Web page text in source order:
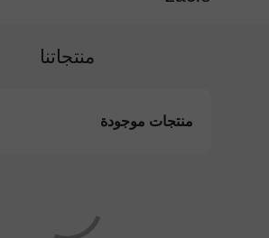
منتجاتنا
منتجات موجودة